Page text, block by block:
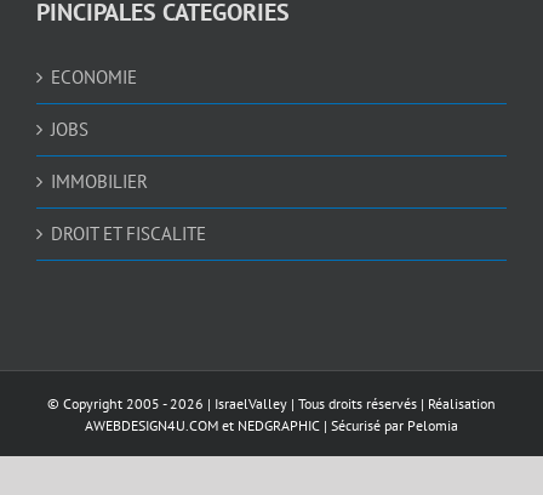
PINCIPALES CATEGORIES
ECONOMIE
JOBS
IMMOBILIER
DROIT ET FISCALITE
© Copyright 2005 -2026 | IsraelValley | Tous droits réservés | Réalisation
AWEBDESIGN4U.COM et NEDGRAPHIC | Sécurisé par Pelomia